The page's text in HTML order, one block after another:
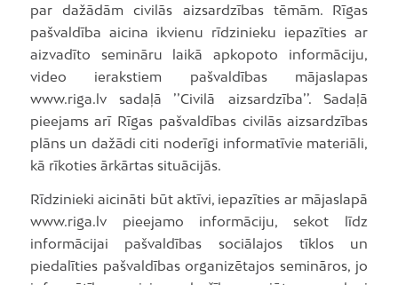
par dažādām civilās aizsardzības tēmām. Rīgas
pašvaldība aicina ikvienu rīdzinieku iepazīties ar
aizvadīto semināru laikā apkopoto informāciju,
video ierakstiem pašvaldības mājaslapas
www.riga.lv sadaļā ’’Civilā aizsardzība’’. Sadaļā
pieejams arī Rīgas pašvaldības civilās aizsardzības
plāns un dažādi citi noderīgi informatīvie materiāli,
kā rīkoties ārkārtas situācijās.
Rīdzinieki aicināti būt aktīvi, iepazīties ar mājaslapā
www.riga.lv pieejamo informāciju, sekot līdz
informācijai pašvaldības sociālajos tīklos un
piedalīties pašvaldības organizētajos semināros, jo